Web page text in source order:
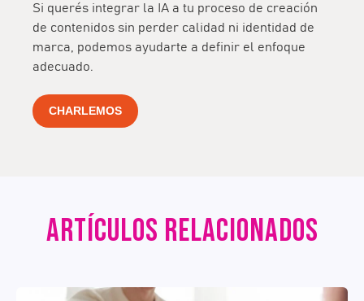
Si querés integrar la IA a tu proceso de creación
de contenidos sin perder calidad ni identidad de
marca, podemos ayudarte a definir el enfoque
adecuado.
CHARLEMOS
ARTÍCULOS RELACIONADOS